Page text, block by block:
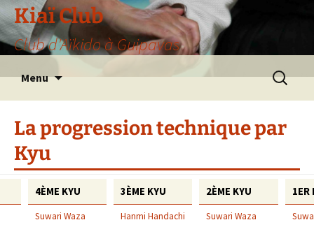
Aller
au
contenu
Kiaï Club
Club d'Aïkido à Guipavas
Menu
La progression technique par
Kyu
4ÈME KYU
Suwari Waza
3ÈME KYU
Hanmi Handachi
2ÈME KYU
Suwari Waza
1ER